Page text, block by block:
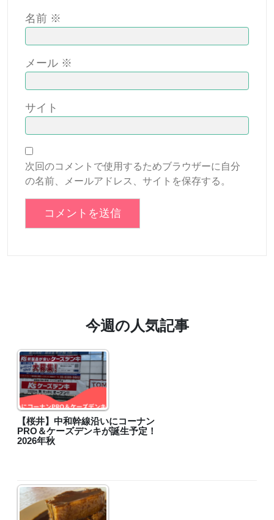
今週の人気記事
【桜井】中和幹線沿いにコーナン
PRO＆ケーズデンキが誕生予定！
2026年秋
名前 ※
メール ※
サイト
次回のコメントで使用するためブラウザーに自分
の名前、メールアドレス、サイトを保存する。